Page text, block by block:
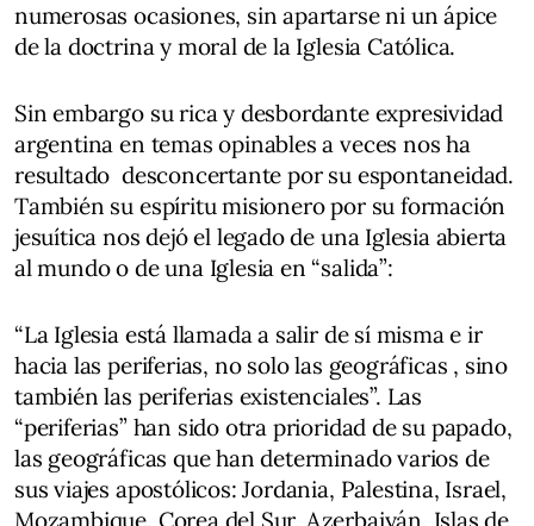
numerosas ocasiones, sin apartarse ni un ápice
de la doctrina y moral de la Iglesia Católica.
Sin embargo su rica y desbordante expresividad
argentina en temas opinables a veces nos ha
resultado desconcertante por su espontaneidad.
También su espíritu misionero por su formación
jesuítica nos dejó el legado de una Iglesia abierta
al mundo o de una Iglesia en “salida”:
“La Iglesia está llamada a salir de sí misma e ir
hacia las periferias, no solo las geográficas , sino
también las periferias existenciales”. Las
“periferias” han sido otra prioridad de su papado,
las geográficas que han determinado varios de
sus viajes apostólicos: Jordania, Palestina, Israel,
Mozambique, Corea del Sur, Azerbaiyán, Islas de